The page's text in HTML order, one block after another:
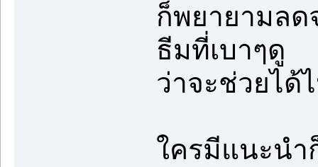
ก็พยายามลด
ธีมที่เบาๆดู
ว่าจะช่วยได้
ใครมีแนะน